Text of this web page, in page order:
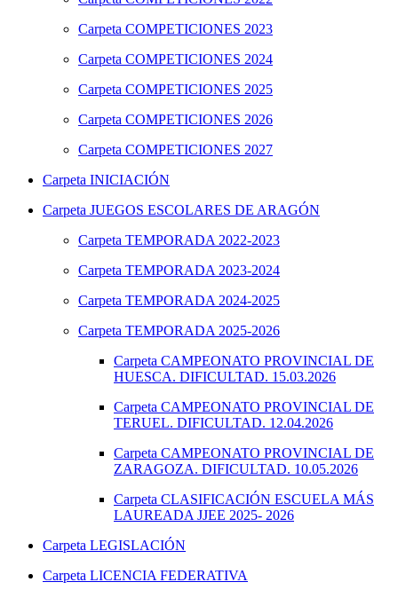
Carpeta COMPETICIONES 2023
Carpeta COMPETICIONES 2024
Carpeta COMPETICIONES 2025
Carpeta COMPETICIONES 2026
Carpeta COMPETICIONES 2027
Carpeta INICIACIÓN
Carpeta JUEGOS ESCOLARES DE ARAGÓN
Carpeta TEMPORADA 2022-2023
Carpeta TEMPORADA 2023-2024
Carpeta TEMPORADA 2024-2025
Carpeta TEMPORADA 2025-2026
Carpeta CAMPEONATO PROVINCIAL DE
HUESCA. DIFICULTAD. 15.03.2026
Carpeta CAMPEONATO PROVINCIAL DE
TERUEL. DIFICULTAD. 12.04.2026
Carpeta CAMPEONATO PROVINCIAL DE
ZARAGOZA. DIFICULTAD. 10.05.2026
Carpeta CLASIFICACIÓN ESCUELA MÁS
LAUREADA JJEE 2025- 2026
Carpeta LEGISLACIÓN
Carpeta LICENCIA FEDERATIVA